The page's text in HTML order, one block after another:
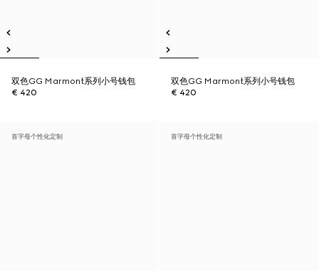
双色GG Marmont系列小号钱包
€ 420
双色GG Marmont系列小号钱包
€ 420
首字母个性化定制 首字母个性化定制